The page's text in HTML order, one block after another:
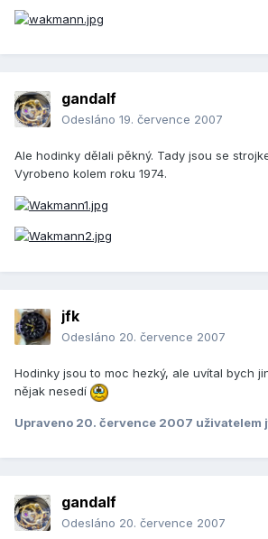
gandalf
Odesláno 19. července 2007
Ale hodinky dělali pěkný. Tady jsou se
Vyrobeno kolem roku 1974.
jfk
Odesláno 20. července 2007
Hodinky jsou to moc hezký, ale uvítal bych
nějak nesedí
Upraveno 20. července 2007 uživatelem
gandalf
Odesláno 20. července 2007